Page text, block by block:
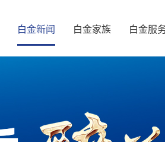
白金新闻 白金家族 白金服